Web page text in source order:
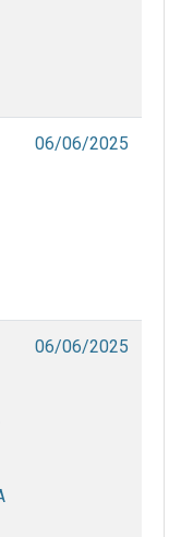
06/06/2025
06/06/2025